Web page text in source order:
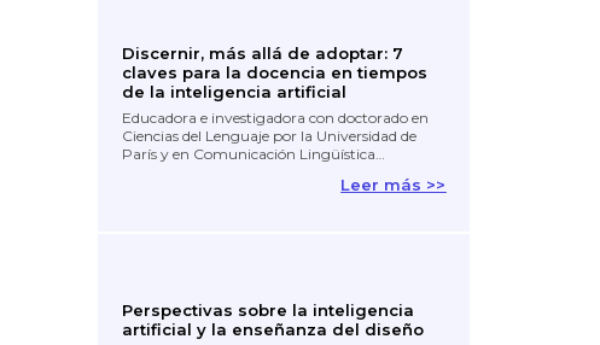
Discernir, más allá de adoptar: 7
claves para la docencia en tiempos
de la inteligencia artificial
Educadora e investigadora con doctorado en
Ciencias del Lenguaje por la Universidad de
París y en Comunicación Lingüística…
Leer más >>
Perspectivas sobre la inteligencia
artificial y la enseñanza del diseño